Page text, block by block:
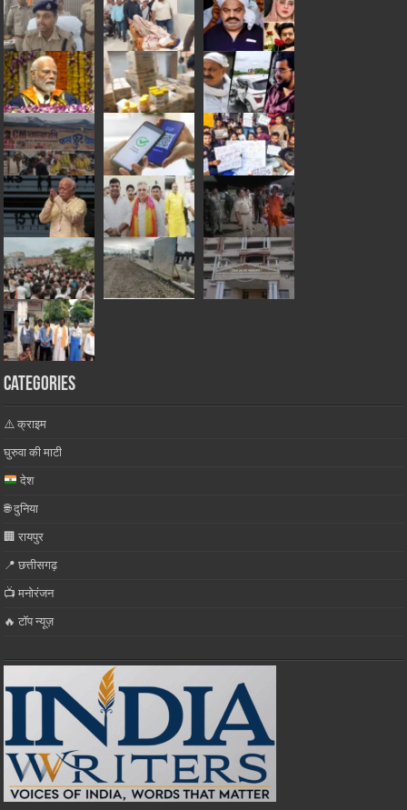
Categories
⚠️ क्राइम
घुरुवा की माटी
देश
🌐 दुनिया
🏢 रायपुर
📍 छत्तीसगढ़
📺 मनोरंजन
🔥 टॉप न्यूज़